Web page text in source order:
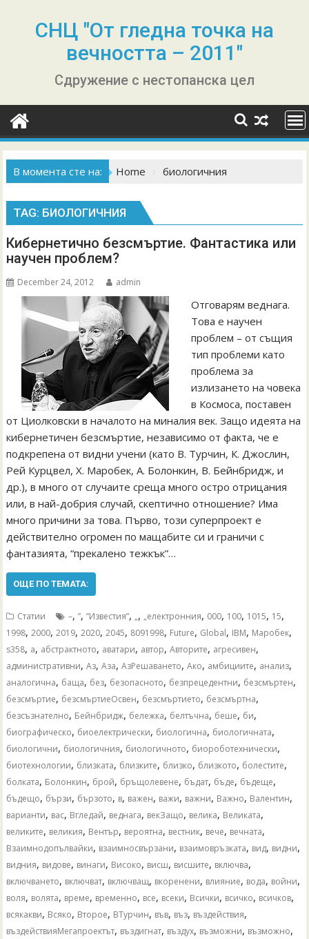
СНЦ "От гледна точка на
вечността – 2011"
Сдружение с нестопанска цел
В момента сте на: Home биологичния
TAG: БИОЛОГИЧНИЯ
Кибернетично безсмъртие. Фантастика или
научен проблем?
December 24, 2012 admin
Отговарям веднага.
Това е научен
проблем – от същия
тип проблеми като
проблема за
излизането на човека
в Космоса, поставен
от Циолковски в началото на миналия век. Защо идеята на
кибернетичен безсмъртие, независимо от факта, че е
подкрепена от видни учени (като В. Турчин, К. Джослин,
Рей Курцвел, Х. Mаробек, А. Болонкин, В. Бейнбридж, и
др.), в много от случаите среща много остро отрицания
или, в най-добрия случай, скептично отношение? Има
много причини за това. Първо, този суперпроект е
действително огромен по мащабите си и граничи с
фантазията, “прекалено тежкък”…
ОЩЕ ПО ТЕМАТА:
Статии –,”,”Известия”, „, „електронния, 000, 100, 1015, 15,
1998,2000,2019,2020,2045, 8091998, Future, Global, IBM, Mаробек,
s358, а, абстрактното, аватари, автор,Авторите, агресивен,
административни,Аз,Аза,АзРешаването,Ако, амбициите, анализ,
аналогична, баща, без, безопасното, безпрецедентни, безсмъртен,
безсмъртие, безсмъртиеОсвен, безсмъртието, безсмъртна,
безсъзнателно, Бейнбридж, бележка, белтъчна, беше, би,
биографическо, биоелектрически, биологична, биологичната,
биологични, биологичния, биологичното, биороботехнически,
биотехнологии, близката, близките, близко, близкото, болестите,
болката, Болонкин, брой, бръщолевене, бъдат, бъде, бъдеще,
бъдещо, бързи, бързото, в, важен, важи, важни, Важно, Валентин,
варианти, вас, Вгледай, веднага, векЗащо, велика, Великата,
великите, великия, Вентър, вероятна, вестник, вече, вечната,
Взаимнодопълвайки, взаимносвързани, взаимовръзката, вид, видни,
видния, видове, винаги, Високо, висш, висшите, включва,
включването, включват, включващ, вкоренени, влияние, вода, войни,
воля, волята, време, временно, все, всеки, Всички, всичко, всичков,
всякакви, Всяко, Второе, ВТурчин, във, въз, въздействия,
въздействияМегапроектът, въздигнат, въздух, възможни, възможно,